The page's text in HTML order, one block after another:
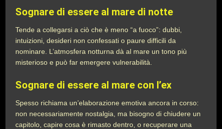
Sognare di essere al mare di notte
Tende a collegarsi a ciò che è meno “a fuoco”: dubbi,
intuizioni, desideri non confessati o paure difficili da
nominare. L’atmosfera notturna dà al mare un tono più
misterioso e può far emergere vulnerabilità.
Sognare di essere al mare con l’ex
Spesso richiama un’elaborazione emotiva ancora in corso:
non necessariamente nostalgia, ma bisogno di chiudere un
capitolo, capire cosa è rimasto dentro, o recuperare una